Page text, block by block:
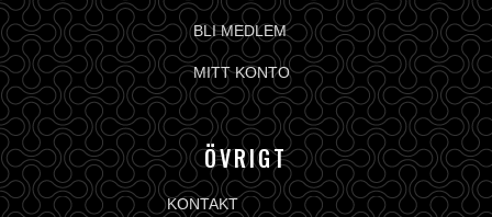
BLI MEDLEM
MITT KONTO
ÖVRIGT
KONTAKT